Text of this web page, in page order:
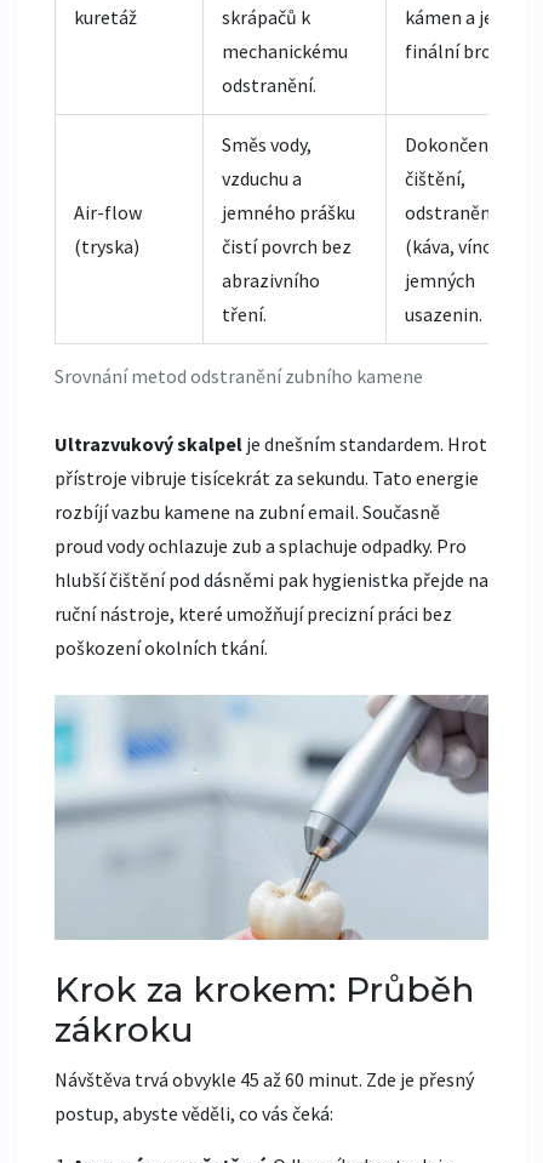
Srovnání metod odstranění zubního kamene
kuretáž
skrápačů k
mechanickému
odstranění.
kámen a jemné
finální broušení.
Air-flow
(tryska)
Směs vody,
vzduchu a
jemného prášku
čistí povrch bez
abrazivního
tření.
Dokončení
čištění,
odstranění
(káva, víno) a
jemných
usazenin.
Ultrazvukový skalpel je dnešním standardem. Hrot
přístroje vibruje tisícekrát za sekundu. Tato energie
rozbíjí vazbu kamene na zubní email. Současně
proud vody ochlazuje zub a splachuje odpadky. Pro
hlubší čištění pod dásněmi pak hygienistka přejde na
ruční nástroje, které umožňují precizní práci bez
poškození okolních tkání.
Krok za krokem: Průběh
zákroku
Návštěva trvá obvykle 45 až 60 minut. Zde je přesný
postup, abyste věděli, co vás čeká: